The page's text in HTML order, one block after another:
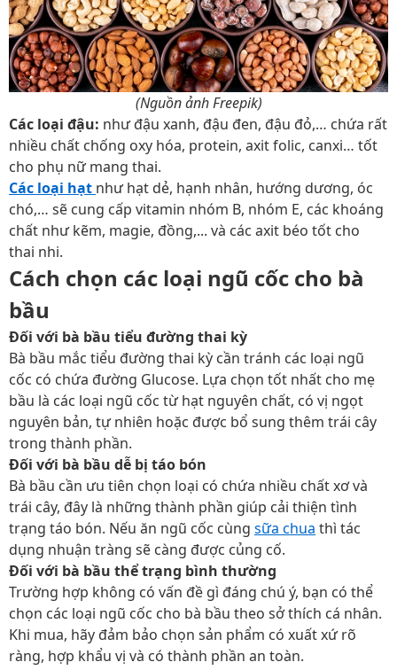
(Nguồn ảnh Freepik)
Các loại đậu: như đậu xanh, đậu đen, đậu đỏ,… chứa rất
nhiều chất chống oxy hóa, protein, axit folic, canxi… tốt
cho phụ nữ mang thai.
Các loại hạt như hạt dẻ, hạnh nhân, hướng dương, óc
chó,… sẽ cung cấp vitamin nhóm B, nhóm E, các khoáng
chất như kẽm, magie, đồng,... và các axit béo tốt cho
thai nhi.
Cách chọn các loại ngũ cốc cho bà
bầu
Đối với bà bầu tiểu đường thai kỳ
Bà bầu mắc tiểu đường thai kỳ cần tránh các loại ngũ
cốc có chứa đường Glucose. Lựa chọn tốt nhất cho mẹ
bầu là các loại ngũ cốc từ hạt nguyên chất, có vị ngọt
nguyên bản, tự nhiên hoặc được bổ sung thêm trái cây
trong thành phần.
Đối với bà bầu dễ bị táo bón
Bà bầu cần ưu tiên chọn loại có chứa nhiều chất xơ và
trái cây, đây là những thành phần giúp cải thiện tình
trạng táo bón. Nếu ăn ngũ cốc cùng sữa chua thì tác
dụng nhuận tràng sẽ càng được củng cố.
Đối với bà bầu thể trạng bình thường
Trường hợp không có vấn đề gì đáng chú ý, bạn có thể
chọn các loại ngũ cốc cho bà bầu theo sở thích cá nhân.
Khi mua, hãy đảm bảo chọn sản phẩm có xuất xứ rõ
ràng, hợp khẩu vị và có thành phần an toàn.